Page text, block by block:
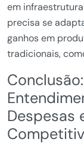
em
precisa se
ganhos em
tradicionais,
Despesas